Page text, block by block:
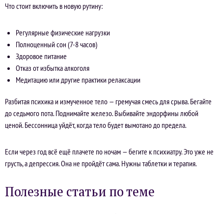
Что стоит включить в новую рутину:
Регулярные физические нагрузки
Полноценный сон (7-8 часов)
Здоровое питание
Отказ от избытка алкоголя
Медитацию или другие практики релаксации
Разбитая психика и измученное тело — гремучая смесь для срыва. Бегайте
до седьмого пота. Поднимайте железо. Выбивайте эндорфины любой
ценой. Бессонница уйдёт, когда тело будет вымотано до предела.
Если через год всё ещё плачете по ночам — бегите к психиатру. Это уже не
грусть, а депрессия. Она не пройдёт сама. Нужны таблетки и терапия.
Полезные статьи по теме